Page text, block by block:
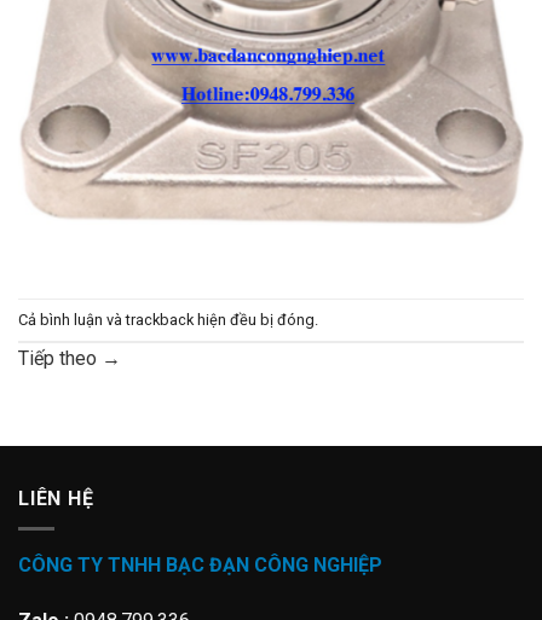
Cả bình luận và trackback hiện đều bị đóng.
Tiếp theo →
LIÊN HỆ
CÔNG TY TNHH BẠC ĐẠN CÔNG NGHIỆP